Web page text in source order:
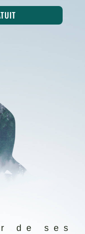
de ses